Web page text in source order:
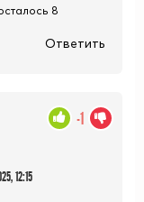
8
Ответить
12:15
-1